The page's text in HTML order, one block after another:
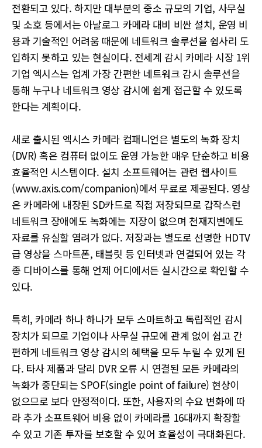
전환되고 있다. 하지만 대부분의 중소 규모의 기업, 사무실
및 소호 등에서는 아날로그 카메라 대비 비싼 설치, 운영 비
용과 기술적인 어려움 때문에 네트워크 솔루션을 쉽사리 도
입하지 못하고 있는 현실이다. 전세계 감시 카메라 시장 1위
기업 엑시스는 업계 가장 간편한 네트워크 감시 솔루션을
통해 누구나 네트워크 영상 감시에 쉽게 접근할 수 있도록
한다는 계획이다.
새로 출시된 엑시스 카메라 컴패니언은 별도의 녹화 장치
(DVR) 혹은 컴퓨터 없이도 운영 가능한 매우 단순하고 비용
효율적인 시스템이다. 설치 소프트웨어는 관련 웹사이트
(www.axis.com/companion)에서 무료로 제공된다. 영상
은 카메라에 내장된 SD카드로 직접 저장되므로 갑작스런
네트워크 장애에도 녹화에는 지장이 없으며 천재지변에도
자료를 유실할 염려가 없다. 저장과는 별도로 선명한 HDTV
급 영상을 스마트폰, 태블릿 등 인터넷과 연결되어 있는 각
종 디바이스를 통해 언제 어디에서든 실시간으로 확인할 수
있다.
특히, 카메라 하나 하나가 모두 스마트하고 독립적인 감시
장치가 되므로 기업이나 사무실 규모에 관계 없이 쉽고 간
편하게 네트워크 영상 감시의 혜택을 모두 누릴 수 있게 된
다. 타사 제품과 달리 DVR 오류 시 연결된 모든 카메라의
녹화가 중단되는 SPOF(single point of failure) 현상이
없으므로 보다 안정적이다. 또한, 사용자의 수요 변화에 따
라 추가 소프트웨어 비용 없이 카메라를 16대까지 확장할
수 있고 기존 투자를 보호할 수 있어 효율성이 극대화된다.